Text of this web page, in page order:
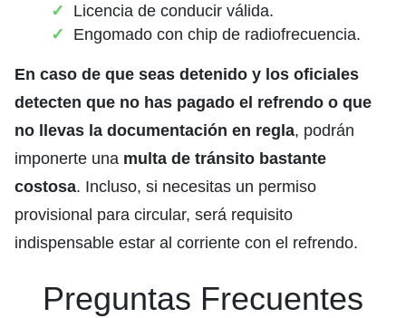
Licencia de conducir válida.
Engomado con chip de radiofrecuencia.
En caso de que seas detenido y los oficiales
detecten que no has pagado el refrendo o que
no llevas la documentación en regla, podrán
imponerte una multa de tránsito bastante
costosa. Incluso, si necesitas un permiso
provisional para circular, será requisito
indispensable estar al corriente con el refrendo.
Preguntas Frecuentes